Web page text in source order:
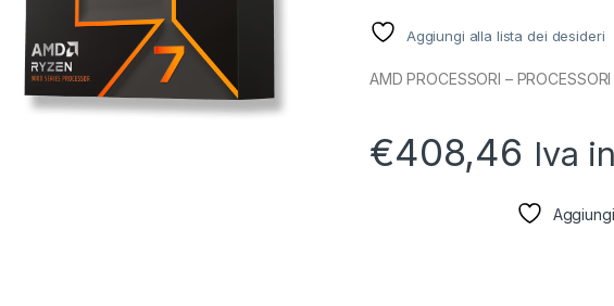
Aggiungi alla lista dei desideri
AMD PROCESSORI –
€408,46 Iva